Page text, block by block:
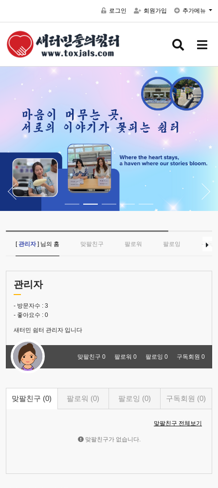
로그인 회원가입 추가메뉴
검색 버
메
[관리자] 님의 홈 맞팔친구 팔로워 팔로잉 구독
관리자
- 방문자수 : 3
- 좋아요수 : 0
새터민 쉼터 관리자 입니다
맞팔친구 0 팔로워 0 팔로잉 0 구독회원 0
맞팔친구 (0) 팔로워 (0) 팔로잉 (0) 구독회원 (0)
맞팔친구 전체보기
맞팔친구가 없습니다.